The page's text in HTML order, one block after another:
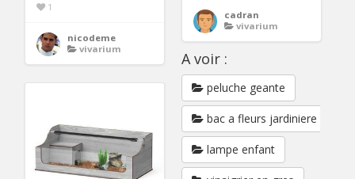
1
nicodeme
vivarium
cadran
vivarium
A voir :
peluche geante
bac a fleurs jardiniere
lampe enfant